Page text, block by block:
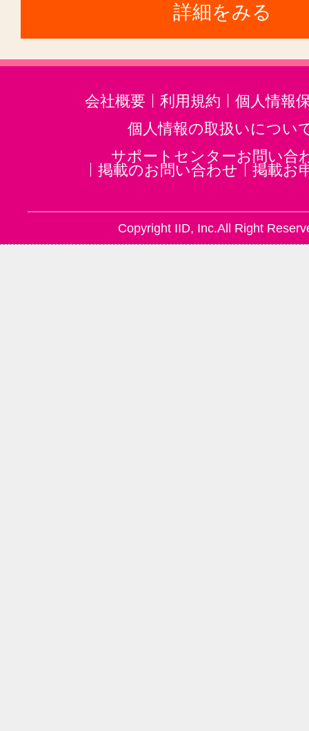
ランニング・マラソン(1)
ダイ
スポーツ・フィットネスその他
詳細をみる
会社概要 利用規約
個人情報
個人情報の取扱いについ
サポートセンターお問い合
掲載のお問い合わせ
掲載お
Copyright IID, Inc.All Right